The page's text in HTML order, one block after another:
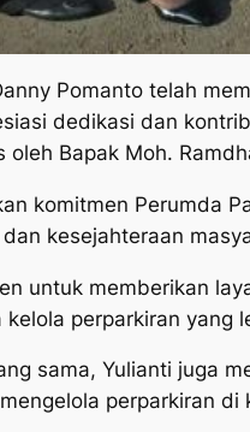
Pomanto telah
dedikasi dan
Bapak Moh.
komitmen Perumda
kesejahteraan
untuk memberikan
perparkiran yang
sama, Yulianti juga
perparkiran di